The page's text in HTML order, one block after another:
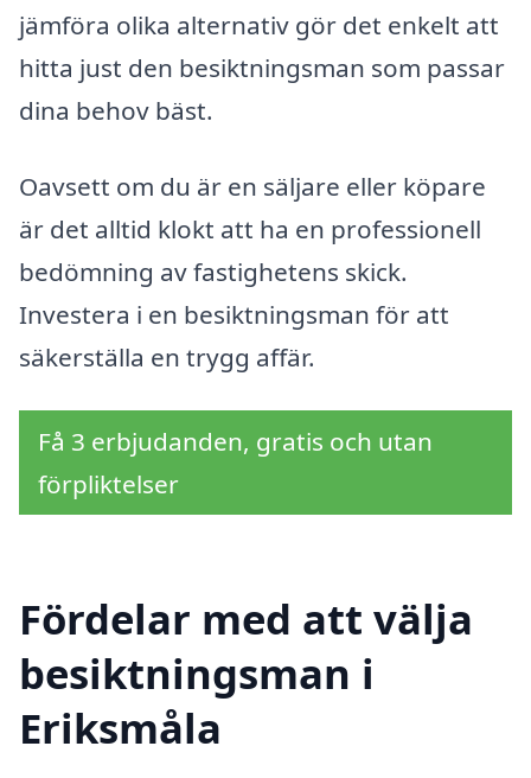
jämföra olika alternativ gör det enkelt att
hitta just den besiktningsman som passar
dina behov bäst.
Oavsett om du är en säljare eller köpare
är det alltid klokt att ha en professionell
bedömning av fastighetens skick.
Investera i en besiktningsman för att
säkerställa en trygg affär.
Få 3 erbjudanden, gratis och utan
förpliktelser
Fördelar med att välja
besiktningsman i
Eriksmåla